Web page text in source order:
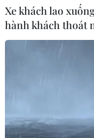
Báo Argentina nói
công nghệ cao Việt
05/08/2026 02:27
Xe khách lao
hành khách thoát